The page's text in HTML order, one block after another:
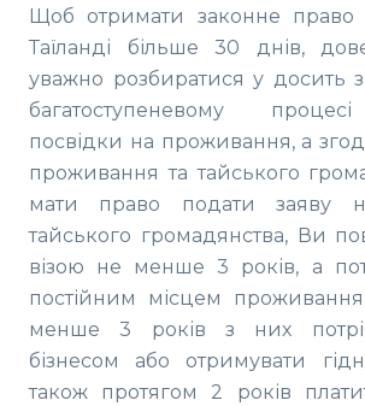
Щоб отримати законне право
Таїланді більше 30 днів,
уважно розбиратися у досить
багатоступеневому
посвідки на проживання, а
проживання та тайського
мати право подати заяву
тайського громадянства, Ви
візою не менше 3 років, а
постійним місцем
менше 3 років з них
бізнесом або отримувати
також протягом 2 років